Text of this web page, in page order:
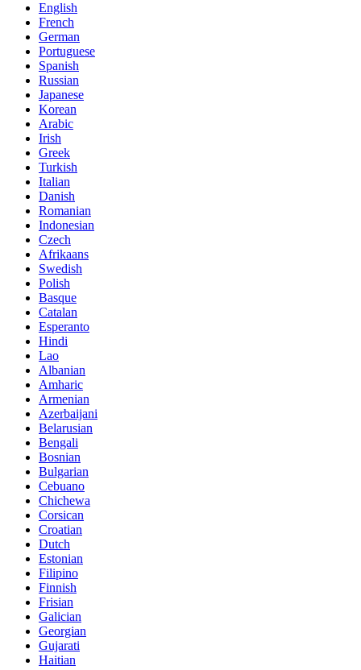
English
French
German
Portuguese
Spanish
Russian
Japanese
Korean
Arabic
Irish
Greek
Turkish
Italian
Danish
Romanian
Indonesian
Czech
Afrikaans
Swedish
Polish
Basque
Catalan
Esperanto
Hindi
Lao
Albanian
Amharic
Armenian
Azerbaijani
Belarusian
Bengali
Bosnian
Bulgarian
Cebuano
Chichewa
Corsican
Croatian
Dutch
Estonian
Filipino
Finnish
Frisian
Galician
Georgian
Gujarati
Haitian